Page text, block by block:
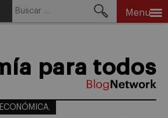
Menu
para todos